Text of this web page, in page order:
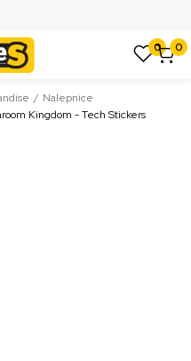
0 0
Nalepnice
Kingdom - Tech Stickers